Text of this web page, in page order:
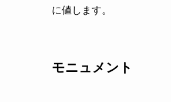
に値します。
モニュメント